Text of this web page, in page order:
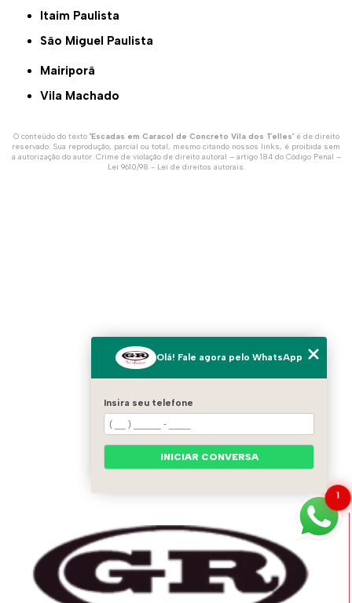
Itaim Paulista
São Miguel Paulista
Mairiporã
Vila Machado
O conteúdo do texto "Escadas em Caracol de Concreto Vila dos Telles" é de direito
reservado. Sua reprodução, parcial ou total, mesmo citando nossos links, é proibida sem
a autorização do autor. Crime de violação de direito autoral – artigo 184 do Código Penal –
Lei 9610/98 - Lei de direitos autorais
1
Olá! Fale agora pelo WhatsApp
Insira seu telefone
INICIAR CONVERSA